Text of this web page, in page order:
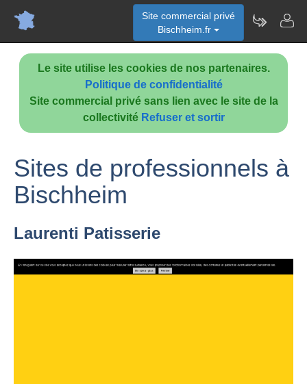
Le site utilise les cookies de nos partenaires.
Politique de confidentialité
Site commercial privé sans lien avec le site de la
collectivité Refuser et sortir
Site commercial privé
Bischheim.fr
Sites de professionnels à
Bischheim
Laurenti Patisserie